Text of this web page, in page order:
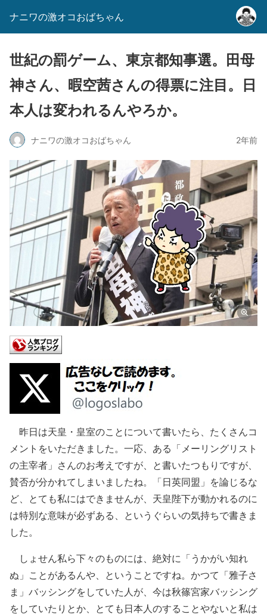
ナニワの激オコおばちゃん
世紀の罰ゲーム、東京都知事選。田母
神さん、暇空茜さんの得票に注目。日
本人は変われるんやろか。
ナニワの激オコおばちゃん 2年前
昨日は天皇・皇室のことについて書いたら、たくさんコ
メントをいただきました。一応、ある「メーリングリスト
の主宰者」さんのお考えですが、と書いたつもりですが、
賛否が分かれてしまいましたね。「日英同盟」を論じるな
ど、とても私にはできませんが、天皇陛下が動かれるのに
は特別な意味が必ずある、というぐらいの気持ちで書きま
した。
しょせん私ら下々のものには、絶対に「うかがい知れ
ぬ」ことがあるんや、ということですね。かつて「雅子さ
ま」バッシングをしていた人が、今は秋篠宮家バッシング
をしていたりとか、とても日本人のすることやないと私は